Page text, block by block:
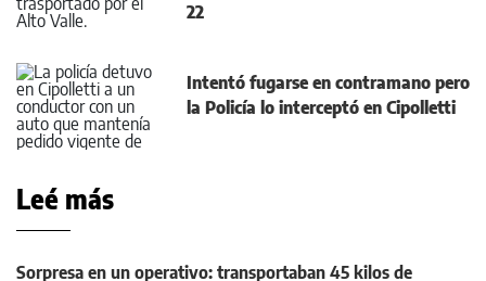
22
Intentó fugarse en contramano pero
la Policía lo interceptó en Cipolletti
Leé más
Sorpresa en un operativo: transportaban 45 kilos de